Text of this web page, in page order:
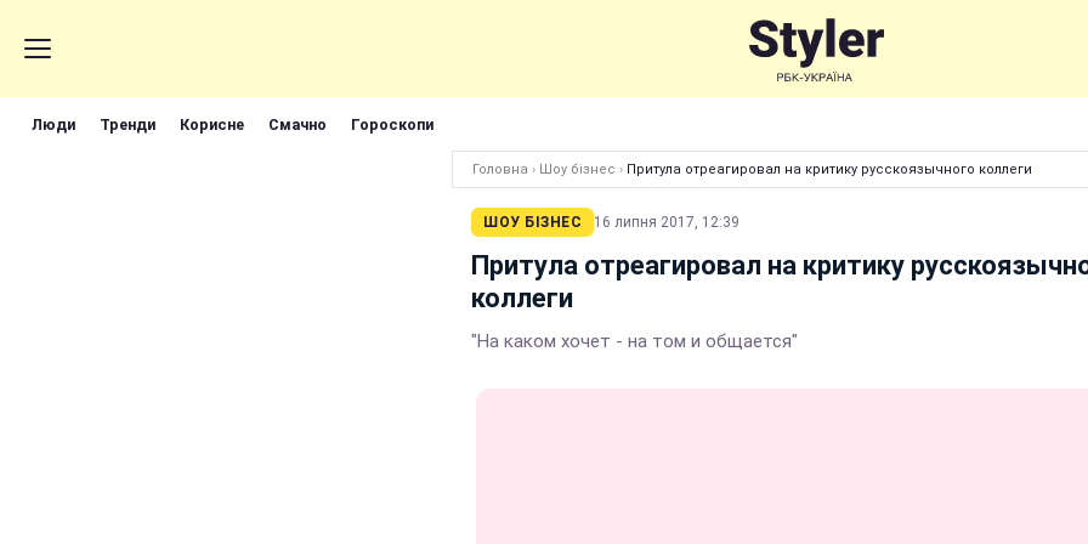
Люди Тренди Корисне Смачно Гороскопи
Головна › Шоу бізнес › Притула отреагировал на критику русскоязычного коллеги
ШОУ БІЗНЕС 16 липня 2017, 12:39
Притула отреагировал на критику
коллеги
"На каком хочет - на том и общается"